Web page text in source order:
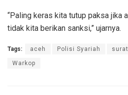
“Paling keras kita tutup paksa jika
tidak kita berikan sanksi,” ujarnya.
Tags: aceh Polisi Syariah
Warkop